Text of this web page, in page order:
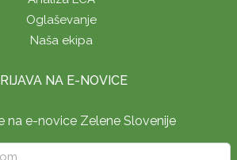
Oglaševanje
Naša ekipa
NA E-NOVICE
na e-novice Zelene Slovenije